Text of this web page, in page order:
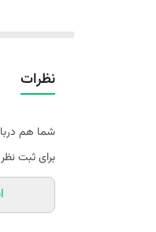
نظرات
شما هم
برای ثبت